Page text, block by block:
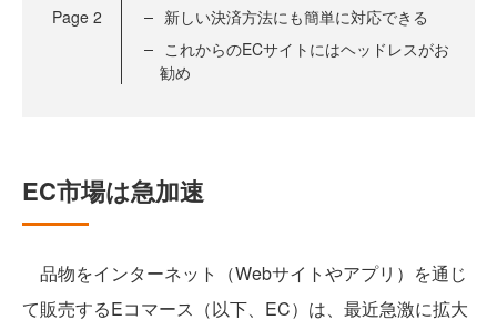
Page 2
新しい決済方法にも簡単に対応できる
これからのECサイトにはヘッドレスがお
勧め
EC市場は急加速
品物をインターネット（Webサイトやアプリ）を通じ
て販売するEコマース（以下、EC）は、最近急激に拡大